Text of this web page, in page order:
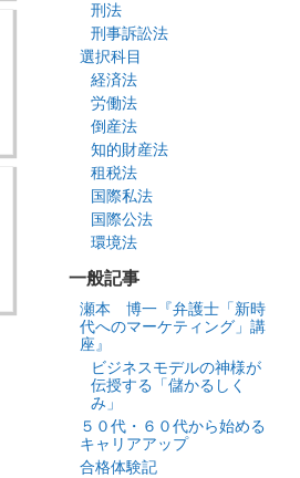
刑法
刑事訴訟法
選択科目
経済法
労働法
倒産法
知的財産法
租税法
国際私法
国際公法
環境法
一般記事
瀬本 博一『弁護士「新時
代へのマーケティング」講
座』
ビジネスモデルの神様が
伝授する「儲かるしく
み」
５０代・６０代から始める
キャリアアップ
合格体験記